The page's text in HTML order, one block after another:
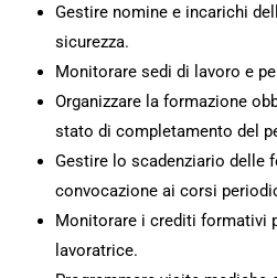
Gestire nomine e incarichi
sicurezza.
Monitorare sedi di lavoro e
Organizzare la formazione
stato di completamento del
Gestire lo scadenziario delle
convocazione ai corsi
Monitorare i crediti formativi
lavoratrice.